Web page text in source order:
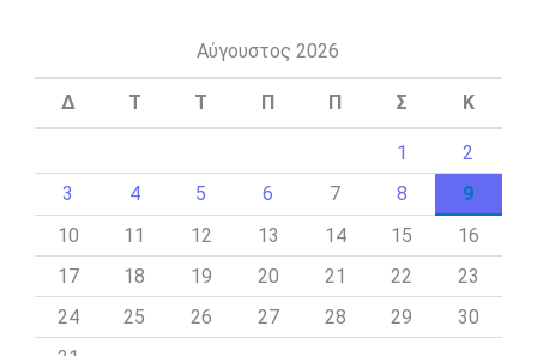
Αύγουστος 2026
Δ Τ Τ Π Π Σ Κ
1
2
3
4 5 6 7 8
9
10
11 12 13 14 15
16
17
18 19 20 21 22
23
24
25 26 27 28 29
30